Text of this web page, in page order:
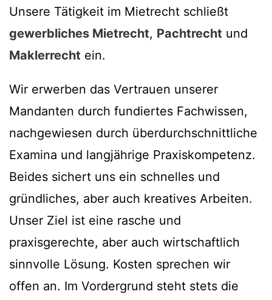
Unsere Tätigkeit im Mietrecht schließt
gewerbliches Mietrecht, Pachtrecht und
Maklerrecht ein.
Wir erwerben das Vertrauen unserer
Mandanten durch fundiertes Fachwissen,
nachgewiesen durch überdurchschnittliche
Examina und langjährige Praxiskompetenz.
Beides sichert uns ein schnelles und
gründliches, aber auch kreatives Arbeiten.
Unser Ziel ist eine rasche und
praxisgerechte, aber auch wirtschaftlich
sinnvolle Lösung. Kosten sprechen wir
offen an. Im Vordergrund steht stets die